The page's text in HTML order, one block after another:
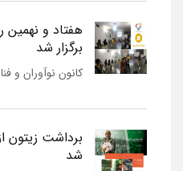
هفتاد و نهمین
برگزار شد
کانون نوآوران و
برداشت زیتون
شد